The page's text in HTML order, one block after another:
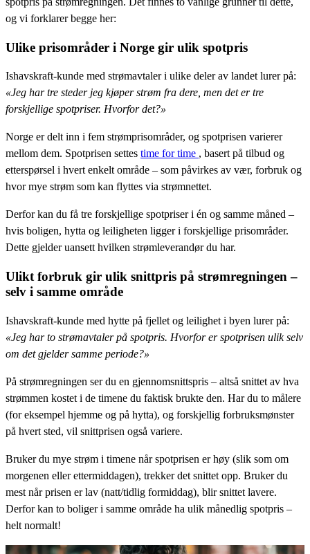
og vi forklarer begge her:
Ulike prisområder i Norge gir ulik spotpris
Ishavskraft-kunde med strømavtaler i ulike deler av landet lurer på:
«Jeg har tre steder jeg kjøper strøm fra dere, men det er tre
forskjellige spotpriser. Hvorfor det?»
Norge er delt inn i fem strømprisområder, og spotprisen varierer
mellom dem. Spotprisen settes time for time , basert på tilbud og
etterspørsel i hvert enkelt område – som påvirkes av vær, forbruk og
hvor mye strøm som kan flyttes via strømnettet.
Derfor kan du få tre forskjellige spotpriser i én og samme måned –
hvis boligen, hytta og leiligheten ligger i forskjellige prisområder.
Dette gjelder uansett hvilken strømleverandør du har.
Ulikt forbruk gir ulik snittpris på strømregningen –
selv i samme område
Ishavskraft-kunde med hytte på fjellet og leilighet i byen lurer på:
«Jeg har to strømavtaler på spotpris. Hvorfor er spotprisen ulik selv
om det gjelder samme periode?»
På strømregningen ser du en gjennomsnittspris – altså snittet av hva
strømmen kostet i de timene du faktisk brukte den. Har du to målere
(for eksempel hjemme og på hytta), og forskjellig forbruksmønster
på hvert sted, vil snittprisen også variere.
Bruker du mye strøm i timene når spotprisen er høy (slik som om
morgenen eller ettermiddagen), trekker det snittet opp. Bruker du
mest når prisen er lav (natt/tidlig formiddag), blir snittet lavere.
Derfor kan to boliger i samme område ha ulik månedlig spotpris –
helt normalt!